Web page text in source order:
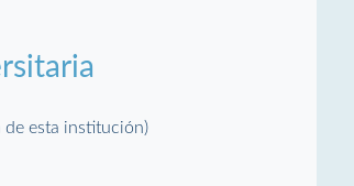
de esta institución)